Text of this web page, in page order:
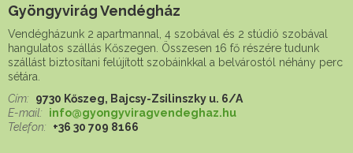
Gyöngyvirág Vendégház
Vendégházunk 2 apartmannal, 4 szobával és 2 stúdió szobával
hangulatos szállás Kőszegen. Összesen 16 fő részére tudunk
szállást biztosítani felújított szobáinkkal a belvárostól néhány perc
sétára.
Cím:
9730 Kőszeg, Bajcsy-Zsilinszky u. 6/A
E-mail:
info@gyongyviragvendeghaz.hu
Telefon:
+36 30 709 8166